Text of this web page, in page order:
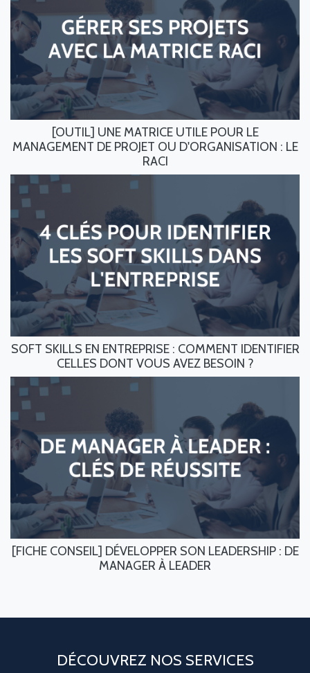
[OUTIL] UNE MATRICE UTILE POUR LE
MANAGEMENT DE PROJET OU D'ORGANISATION : LE
RACI
SOFT SKILLS EN ENTREPRISE : COMMENT IDENTIFIER
CELLES DONT VOUS AVEZ BESOIN ?
[FICHE CONSEIL] DÉVELOPPER SON LEADERSHIP : DE
MANAGER À LEADER
DÉCOUVREZ NOS SERVICES